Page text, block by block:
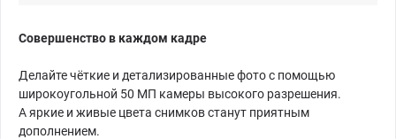
Совершенство в каждом кадре
Делайте чёткие и детализированные фото с помощью
широкоугольной 50 МП камеры высокого разрешения.
А яркие и живые цвета снимков станут приятным
дополнением.